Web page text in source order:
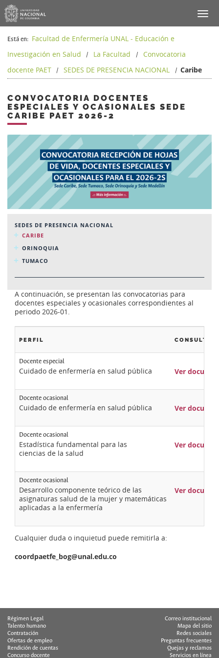
Está en: Facultad de Enfermería UNAL - Educación e
Investigación en Salud
/ La Facultad /
Convocatoria
docente PAET
/ SEDES DE PRESENCIA NACIONAL / Caribe
CONVOCATORIA DOCENTES
ESPECIALES Y OCASIONALES SEDE
CARIBE PAET 2026-2
SEDES DE PRESENCIA NACIONAL
CARIBE
ORINOQUIA
TUMACO
A continuación, se presentan las convocatorias para
docentes especiales y ocasionales correspondientes al
periodo 2026-01.
PERFIL CONSULTAR
Docente especial
Cuidado de enfermería en salud pública Ver
Docente ocasional
Cuidado de enfermería en salud pública Ver
Docente ocasional
Estadística fundamental para las
ciencias de la salud
Ver
Docente ocasional
Desarrollo componente teórico de las
asignaturas salud de la mujer y matemáticas
aplicadas a la enfermería
Ver
Cualquier duda o inquietud puede remitirla a:
coordpaetfe_bog@unal.edu.co
Régimen Legal
Talento humano
Contratación
Ofertas de empleo
Rendición de cuentas
Concurso docente
Correo institucional
Mapa del sitio
Redes sociales
Preguntas frecuentes
Quejas y reclamos
Servicios en línea